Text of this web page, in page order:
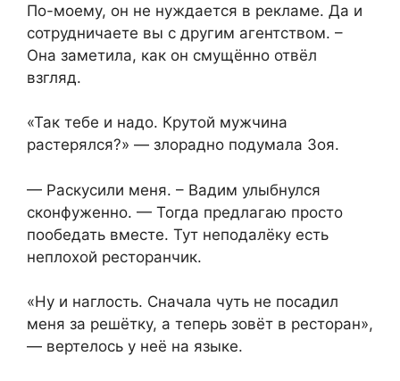
По-моему, он не нуждается в рекламе. Да и
сотрудничаете вы с другим агентством. –
Она заметила, как он смущённо отвёл
взгляд.
«Так тебе и надо. Крутой мужчина
растерялся?» — злорадно подумала Зоя.
— Раскусили меня. – Вадим улыбнулся
сконфуженно. — Тогда предлагаю просто
пообедать вместе. Тут неподалёку есть
неплохой ресторанчик.
«Ну и наглость. Сначала чуть не посадил
меня за решётку, а теперь зовёт в ресторан»,
— вертелось у неё на языке.